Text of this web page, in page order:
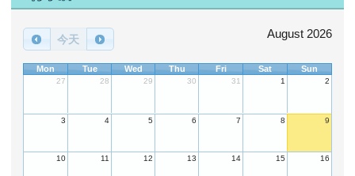
今天 August 2026
Mon Tue Wed Thu Fri Sat Sun
27 28 29 30 31 1 2
3 4 5 6 7 8 9
10 11 12 13 14 15 16